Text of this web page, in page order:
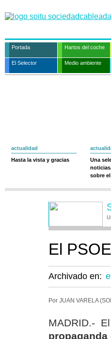
Portada Hartos del coche
El Selector Medio ambiente
actualidad
Hasta la vista y gracias
Una
sobre
El
Archivado en:
Por JUAN VARELA
MADRID.-